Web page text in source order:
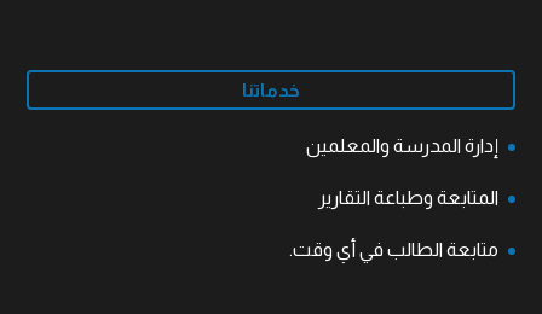
خدماتنا
إدارة المدرسة والمعلمين
المتابعة وطباعة التقارير
متابعة الطالب في أي وقت.